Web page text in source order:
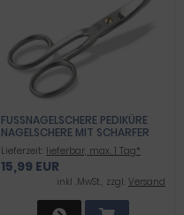
FUSSNAGELSCHERE PEDIKÜRE N
AGELSCHERE MIT SCHARFER M
IKROVERZAHNTER S
CHNITTFLÄCHE - SCHERE AUS H
OCHWERTIGEM ROSTFREIEM E
DELSTAHL FÜR EXTRA DICKE S
USSNÄGEL 10CM - SEHR STABIL
Lieferzeit: lieferbar, max. 1 Tag*
15,99 EUR
inkl .MwSt., zzgl. Versand